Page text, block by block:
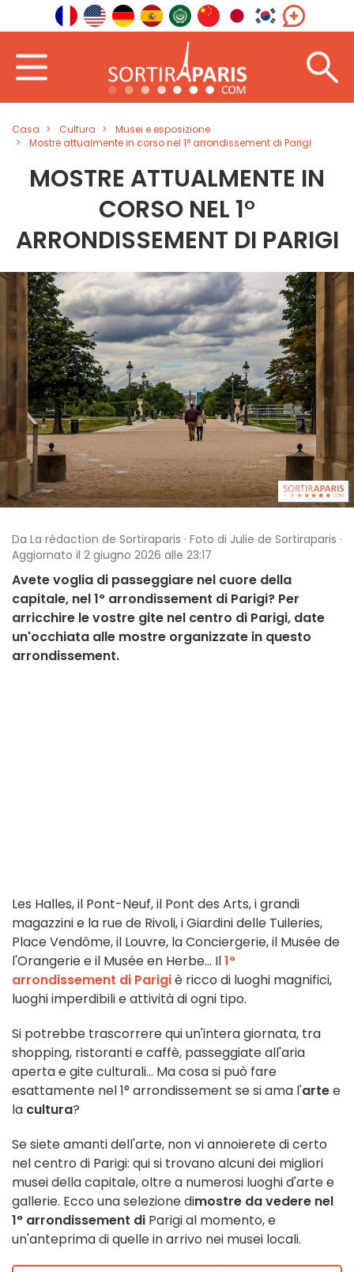
Casa Cultura
Musei e esposizione
Mostre attualmente in corso nel 1° arrondissement di Parigi
MOSTRE ATTUALMENTE IN
CORSO NEL 1°
ARRONDISSEMENT DI PARIGI
Da La rédaction de Sortiraparis · Foto di Julie de Sortiraparis ·
Aggiornato il 2 giugno 2026 alle 23:17
Avete voglia di passeggiare nel cuore della
capitale, nel 1° arrondissement di Parigi? Per
arricchire le vostre gite nel centro di Parigi, date
un'occhiata alle mostre organizzate in questo
arrondissement.
Les Halles, il Pont-Neuf, il Pont des Arts, i grandi
magazzini e la rue de Rivoli, i Giardini delle Tuileries,
Place Vendôme, il Louvre, la Conciergerie, il Musée de
l'Orangerie e il Musée en Herbe... Il1°
arrondissement di Parigiè ricco di luoghi magnifici,
luoghi imperdibili e attività di ogni tipo.
Si potrebbe trascorrere qui un'intera giornata, tra
shopping, ristoranti e caffè, passeggiate all'aria
aperta e gite culturali... Ma cosa si può fare
esattamente nel 1° arrondissement se si ama l'artee
la cultura?
Se siete amanti dell'arte, non vi annoierete di certo
nel centro di Parigi: qui si trovano alcuni dei migliori
musei della capitale, oltre a numerosi luoghi d'arte e
gallerie. Ecco una selezione dimostre da vedere nel
1° arrondissement di Parigi al momento, e
un'anteprima di quelle in arrivo nei musei locali.